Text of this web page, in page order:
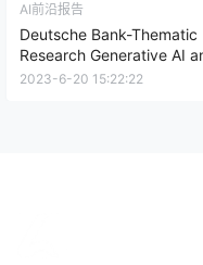
AI前沿报告
Deutsche Bank-Thematic
Research Generative AI
ChatGPT 101
2023-6-20 15:22:22